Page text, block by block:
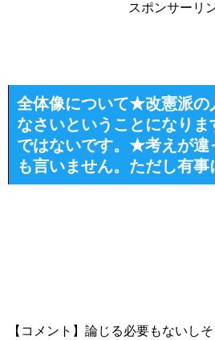
スポンサーリ
全体像について★改憲派の
なさいということになりま
ではないです。★考えが違
も言いません。ただし有事
【コメント】論じる必要もないし